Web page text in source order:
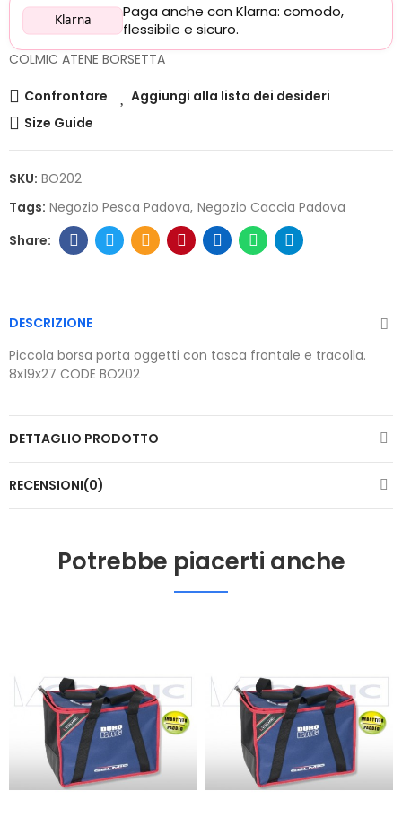
Klarna
Paga anche con Klarna: comodo,
flessibile e sicuro.
COLMIC ATENE BORSETTA
Confrontare
Aggiungi alla lista dei desideri
Size Guide
SKU: BO202
Tags: Negozio Pesca Padova Negozio Caccia Padova
DESCRIZIONE
Piccola borsa porta oggetti con tasca frontale e tracolla.
8x19x27 CODE BO202
DETTAGLIO PRODOTTO
RECENSIONI(0)
Potrebbe piacerti anche